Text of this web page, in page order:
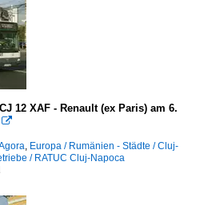
12 XAF - Renault (ex Paris) am 6.

, Europa / Rumänien - Städte / Cluj-
/ RATUC Cluj-Napoca